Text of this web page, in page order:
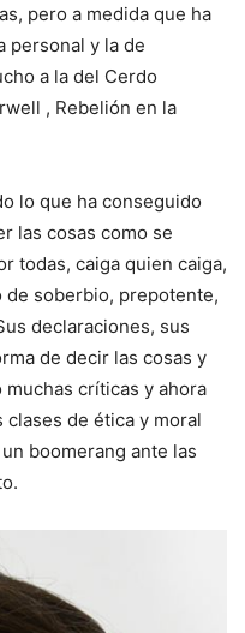
pero a medida que ha
personal y la de
a la del Cerdo
, Rebelión en la
lo que ha conseguido
las cosas como se
todas, caiga quien caiga,
de soberbio, prepotente,
declaraciones, sus
de decir las cosas y
críticas y ahora
clases de ética y moral
boomerang ante las